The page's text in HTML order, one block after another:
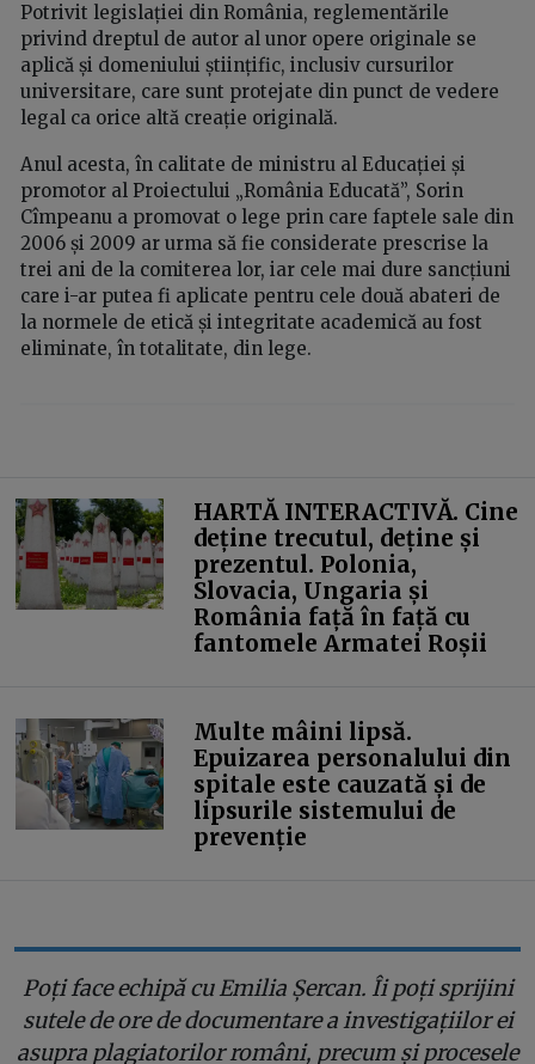
Potrivit legislației din România, reglementările
privind dreptul de autor al unor opere originale se
aplică și domeniului științific, inclusiv cursurilor
universitare, care sunt protejate din punct de vedere
legal ca orice altă creație originală.
Anul acesta, în calitate de ministru al Educației și
promotor al Proiectului „România Educată”, Sorin
Cîmpeanu a promovat o lege prin care faptele sale din
2006 și 2009 ar urma să fie considerate prescrise la
trei ani de la comiterea lor, iar cele mai dure sancțiuni
care i-ar putea fi aplicate pentru cele două abateri de
la normele de etică și integritate academică au fost
eliminate, în totalitate, din lege.
HARTĂ INTERACTIVĂ. Cine
deține trecutul, deține și
prezentul. Polonia,
Slovacia, Ungaria și
România față în față cu
fantomele Armatei Roșii
Multe mâini lipsă.
Epuizarea personalului din
spitale este cauzată și de
lipsurile sistemului de
prevenție
Poți face echipă cu Emilia Șercan. Îi poți sprijini
sutele de ore de documentare a investigațiilor ei
asupra plagiatorilor români, precum și procesele